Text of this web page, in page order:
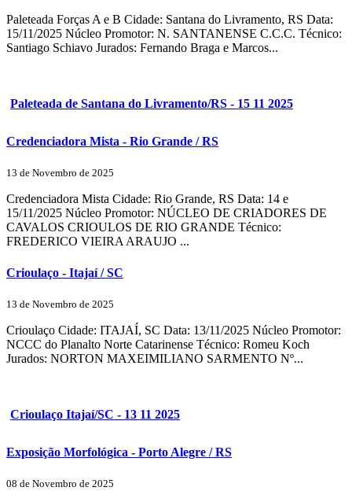
Paleteada Forças A e B Cidade: Santana do Livramento, RS Data:
15/11/2025 Núcleo Promotor: N. SANTANENSE C.C.C. Técnico:
Santiago Schiavo Jurados: Fernando Braga e Marcos...
Paleteada de Santana do Livramento/RS - 15 11 2025
Credenciadora Mista - Rio Grande / RS
13 de Novembro de 2025
Credenciadora Mista Cidade: Rio Grande, RS Data: 14 e
15/11/2025 Núcleo Promotor: NÚCLEO DE CRIADORES DE
CAVALOS CRIOULOS DE RIO GRANDE Técnico:
FREDERICO VIEIRA ARAUJO ...
Crioulaço - Itajaí / SC
13 de Novembro de 2025
Crioulaço Cidade: ITAJAÍ, SC Data: 13/11/2025 Núcleo Promotor:
NCCC do Planalto Norte Catarinense Técnico: Romeu Koch
Jurados: NORTON MAXEIMILIANO SARMENTO Nº...
Crioulaço Itajaí/SC - 13 11 2025
Exposição Morfológica - Porto Alegre / RS
08 de Novembro de 2025